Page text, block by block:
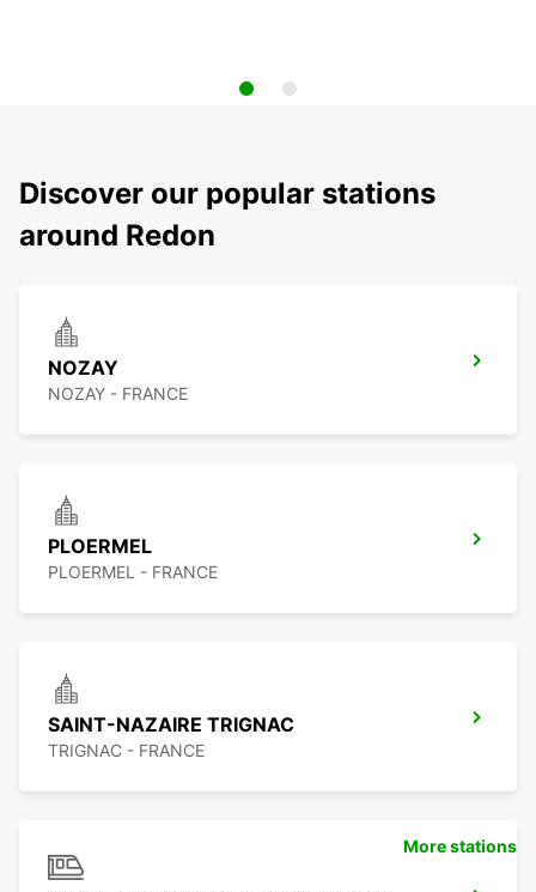
Discover our popular stations
around Redon
NOZAY
NOZAY - FRANCE
PLOERMEL
PLOERMEL - FRANCE
SAINT-NAZAIRE TRIGNAC
TRIGNAC - FRANCE
More stations